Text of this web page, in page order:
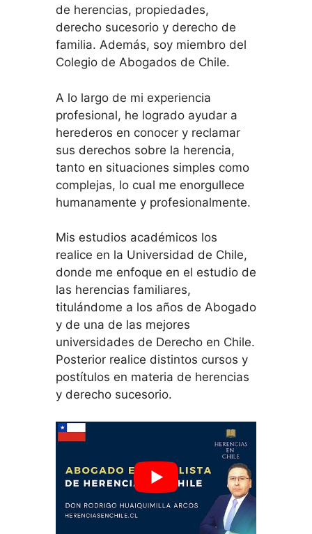
de herencias, propiedades,
derecho sucesorio y derecho de
familia. Además, soy miembro del
Colegio de Abogados de Chile.
A lo largo de mi experiencia
profesional, he logrado ayudar a
herederos en conocer y reclamar
sus derechos sobre la herencia,
tanto en situaciones simples como
complejas, lo cual me enorgullece
humanamente y profesionalmente.
Mis estudios académicos los
realice en la Universidad de Chile,
donde me enfoque en el estudio de
las herencias familiares,
titulándome a los años de Abogado
y de una de las mejores
universidades de Derecho en Chile.
Posterior realice distintos cursos y
postítulos en materia de herencias
y derecho sucesorio.